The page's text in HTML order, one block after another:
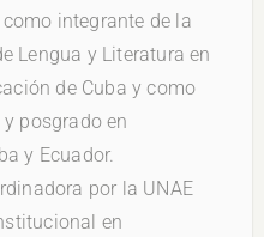
integrante de la
Lengua y Literatura en
de Cuba y como
posgrado en
y Ecuador.
por la UNAE
en